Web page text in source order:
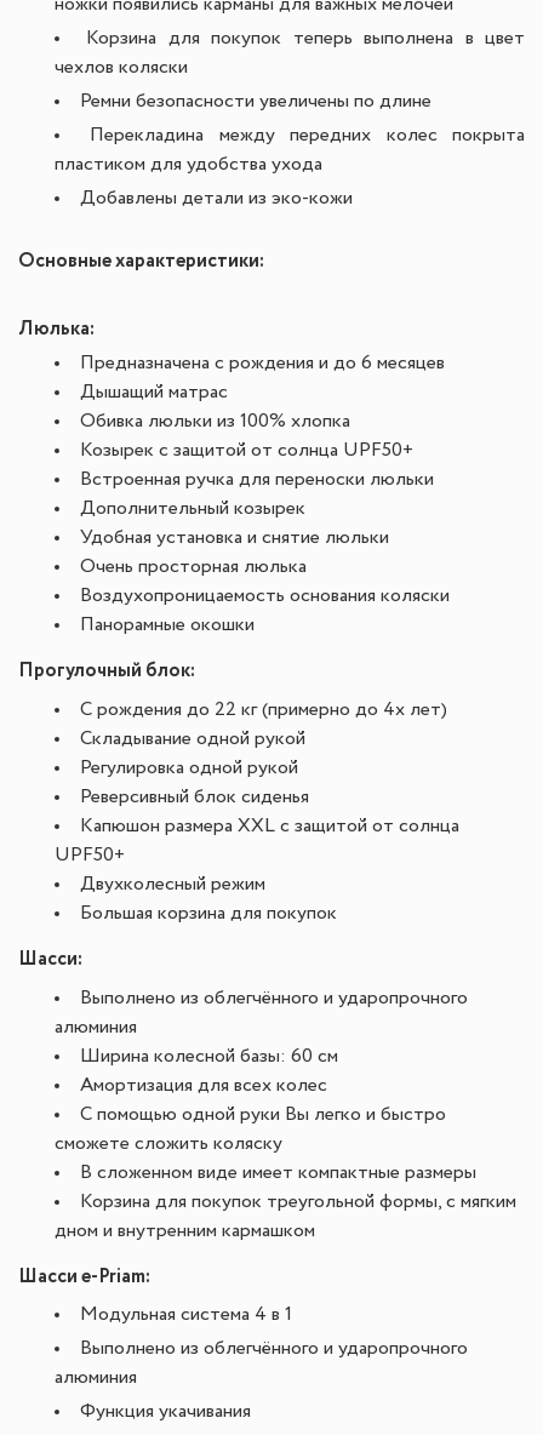
ножки появились карманы для важных мелочей
Корзина для покупок теперь выполнена в цвет
чехлов коляски
Ремни безопасности увеличены по длине
Перекладина между передних колес покрыта
пластиком для удобства ухода
Добавлены детали из эко-кожи
Основные характеристики:
Люлька:
Предназначена с рождения и до 6 месяцев
Дышащий матрас
Обивка люльки из 100% хлопка
Козырек с защитой от солнца UPF50+
Встроенная ручка для переноски люльки
Дополнительный козырек
Удобная установка и снятие люльки
Очень просторная люлька
Воздухопроницаемость основания коляски
Панорамные окошки
Прогулочный блок:
С рождения до 22 кг (примерно до 4х лет)
Складывание одной рукой
Регулировка одной рукой
Реверсивный блок сиденья
Капюшон размера XXL с защитой от солнца
UPF50+
Двухколесный режим
Большая корзина для покупок
Шасси:
Выполнено из облегчённого и ударопрочного
алюминия
Ширина колесной базы: 60 см
Амортизация для всех колес
С помощью одной руки Вы легко и быстро
сможете сложить коляску
В сложенном виде имеет компактные размеры
Корзина для покупок треугольной формы, с мягким
дном и внутренним кармашком
Шасси e-Priam:
Модульная система 4 в 1
Выполнено из облегчённого и ударопрочного
алюминия
Функция укачивания